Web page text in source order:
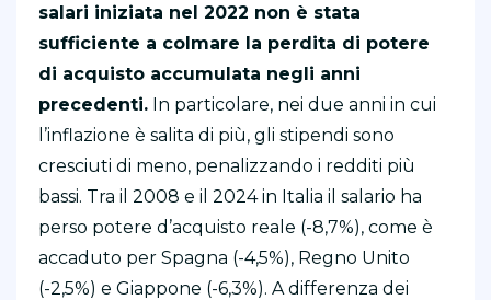
salari iniziata nel 2022 non è stata
sufficiente a colmare la perdita di potere
di acquisto accumulata negli anni
precedenti. In particolare, nei due anni in cui
l’inflazione è salita di più, gli stipendi sono
cresciuti di meno, penalizzando i redditi più
bassi. Tra il 2008 e il 2024 in Italia il salario ha
perso potere d’acquisto reale (-8,7%), come è
accaduto per Spagna (-4,5%), Regno Unito
(-2,5%) e Giappone (-6,3%). A differenza dei